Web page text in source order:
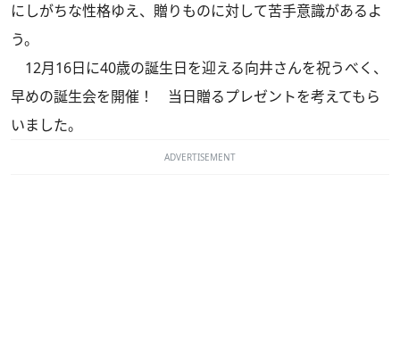
にしがちな性格ゆえ、贈りものに対して苦手意識があるよ
う。
12月16日に40歳の誕生日を迎える向井さんを祝うべく、
早めの誕生会を開催！ 当日贈るプレゼントを考えてもら
いました。
ADVERTISEMENT